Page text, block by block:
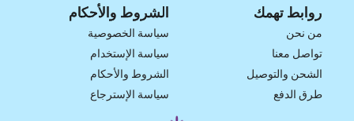
روابط تهمك
من نحن
تواصل معنا
الشحن والتوصيل
طرق الدفع
الشروط والأحكام
سياسة الخصوصية
سياسة الإستخدام
الشروط والأحكام
سياسة الإسترجاع